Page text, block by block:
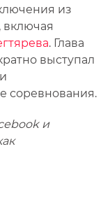
из
включая
. Глава
выступал
соревнования.
и